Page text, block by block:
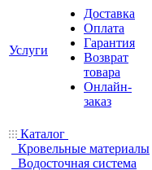
Услуги
Доставка
Оплата
Гарантия
Возврат
товара
Онлайн-
заказ
Каталог
Кровельные материалы
Водосточная система